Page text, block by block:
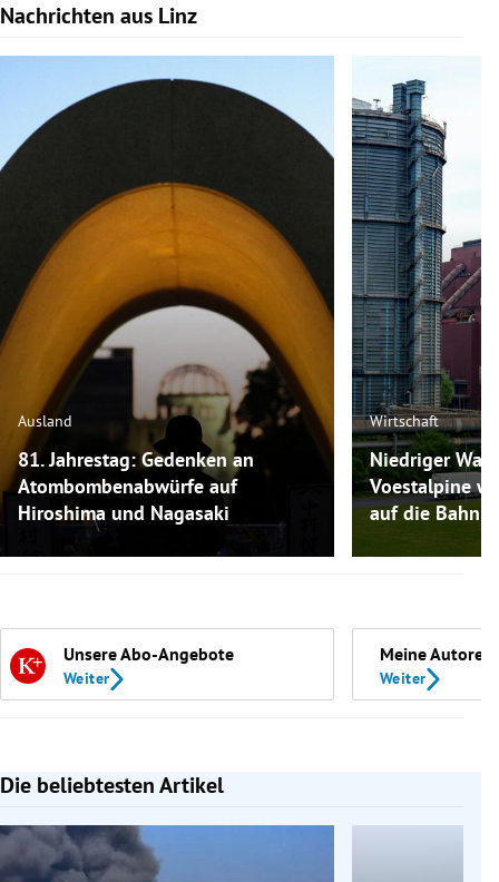
Nachrichten aus Linz
Slide 1 von 9
Ausland
81. Jahrestag: Gedenken an
Atombombenabwürfe auf
Hiroshima und Nagasaki
Wirtschaft
Niedriger
Voestalpine
auf die Bahn
Unsere Abo-Angebote
Weiter
Meine Autoren
Weiter
Die beliebtesten Artikel
Slide 1 von 7